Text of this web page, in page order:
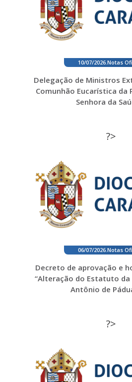
10/07/2026. Notas
Delegação de Ministros
Comunhão Eucarística da
Senhora da
?>
06/07/2026. Notas
Decreto de aprovação e
“Alteração do Estatuto da
Antônio de
?>